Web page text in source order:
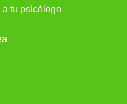
tu psicólogo